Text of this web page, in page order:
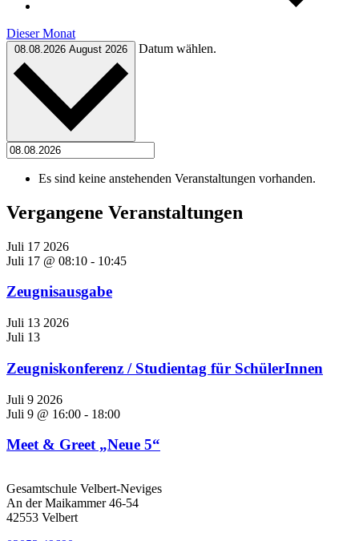
Dieser Monat
08.08.2026 August 2026 Datum wählen.
Es sind keine anstehenden Veranstaltungen vorhanden.
Vergangene Veranstaltungen
Juli 17 2026
Juli 17 @ 08:10 - 10:45
Zeugnisausgabe
Juli 13 2026
Juli 13
Zeugniskonferenz / Studientag für SchülerInnen
Juli 9 2026
Juli 9 @ 16:00 - 18:00
Meet & Greet „Neue 5“
Gesamtschule Velbert-Neviges
An der Maikammer 46-54
42553 Velbert